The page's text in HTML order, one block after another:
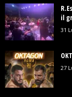
il
31
27